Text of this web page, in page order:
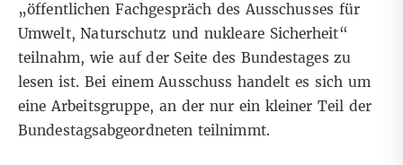
„öffentlichen Fachgespräch des Ausschusses für
Umwelt, Naturschutz und nukleare Sicherheit“
teilnahm, wie auf der Seite des Bundestages zu
lesen ist. Bei einemAusschuss handelt es sich um
eine Arbeitsgruppe, an der nur ein kleiner Teil der
Bundestagsabgeordneten teilnimmt.